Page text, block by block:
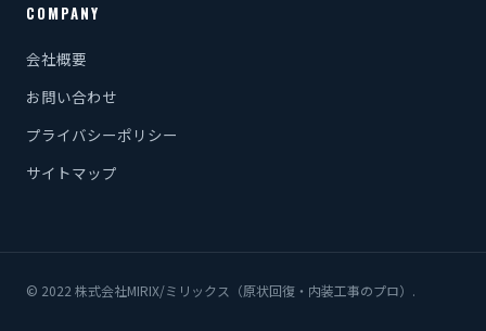
COMPANY
会社概要
お問い合わせ
プライバシーポリシー
サイトマップ
© 2022 株式会社MIRIX/ミリックス（原状回復・内装工事のプロ）.